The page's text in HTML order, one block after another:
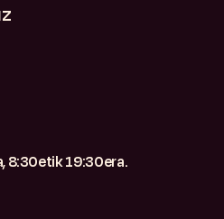
8:30etik 19:30era.